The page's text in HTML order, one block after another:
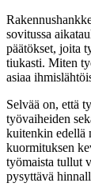
sovitussa
päätökset, joita
tiukasti. Miten
asiaa
Selvää on, että
työvaiheiden
kuitenkin edellä
kuormituksen
työmaista tullut
pysyttävä